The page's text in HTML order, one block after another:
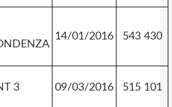
14/01/2016 543 430
3 09/03/2016 515 101